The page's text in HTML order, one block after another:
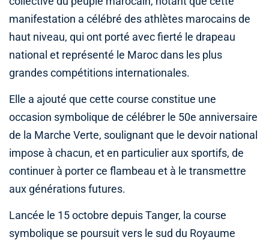
manifestation a célébré des athlètes marocains de
haut niveau, qui ont porté avec fierté le drapeau
national et représenté le Maroc dans les plus
grandes compétitions internationales.
Elle a ajouté que cette course constitue une
occasion symbolique de célébrer le 50e anniversaire
de la Marche Verte, soulignant que le devoir national
impose à chacun, et en particulier aux sportifs, de
continuer à porter ce flambeau et à le transmettre
aux générations futures.
Lancée le 15 octobre depuis Tanger, la course
symbolique se poursuit vers le sud du Royaume